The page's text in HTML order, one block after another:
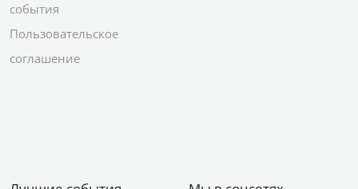
события
Пользовательское
соглашение